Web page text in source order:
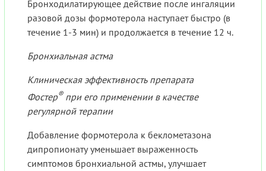
Бронходилатирующее действие после ингаляции
разовой дозы формотерола наступает быстро (в
течение 1-3 мин) и продолжается в течение 12 ч.
Бронхиальная астма
Клиническая эффективность препарата
Фостер®при его применении в качестве
регулярной терапии
Добавление формотерола к беклометазона
дипропионату уменьшает выраженность
симптомов бронхиальной астмы, улучшает